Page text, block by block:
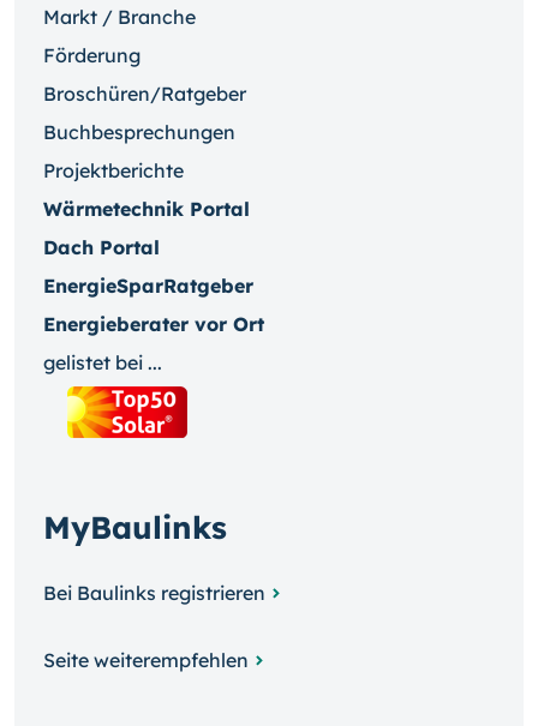
Markt / Branche
Förderung
Broschüren/Ratgeber
Buchbesprechungen
Projektberichte
Wärmetechnik Portal
Dach Portal
EnergieSparRatgeber
Energieberater vor Ort
gelistet bei ...
MyBaulinks
Bei Baulinks registrieren
Seite weiterempfehlen